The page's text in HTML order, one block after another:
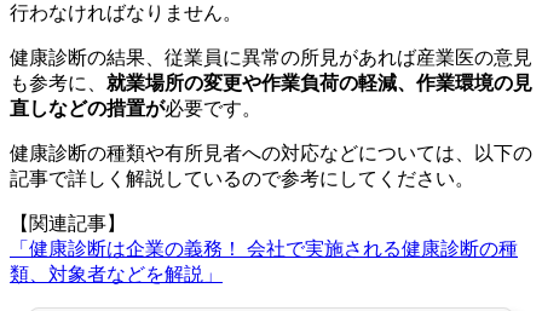
行わなければなりません。
健康診断の結果、従業員に異常の所見があれば産業医の意見
も参考に、 就業場所の変更や作業負荷の軽減、作業環境の見
直しなどの措置が必要です。
健康診断の種類や有所見者への対応などについては、以下の
記事で詳しく解説しているので参考にしてください。
【関連記事】
「健康診断は企業の義務！ 会社で実施される健康診断の種
類、対象者などを解説」